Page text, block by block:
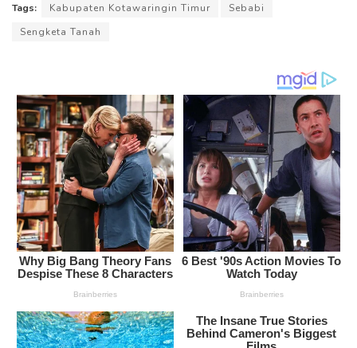
Tags: Kabupaten Kotawaringin Timur
Sebabi
Sengketa Tanah